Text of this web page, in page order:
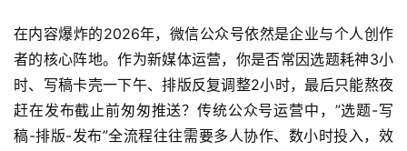
在内容爆炸的2026年，微信公众号依然是企业与个人创作
者的核心阵地。作为新媒体运营，你是否常因选题耗神3小
时、写稿卡壳一下午、排版反复调整2小时，最后只能熬夜
赶在发布截止前匆匆推送？传统公众号运营中，”选题-写
稿-排版-发布”全流程往往需要多人协作、数小时投入，效